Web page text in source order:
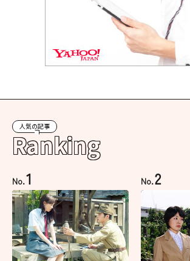
人気の記事
Ranking
No.1 No.2